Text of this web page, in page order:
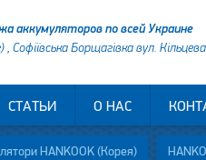
аккумуляторов по всей Украине
, Софіївська Борщагівка вул.
СТАТЬИ О НАС
HANKOOK (Корея)